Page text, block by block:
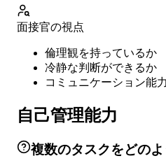
面接官の視点
倫理観を持っているか
冷静な判断ができるか
コミュニケーション能
自己管理能力
複数のタスクをどの